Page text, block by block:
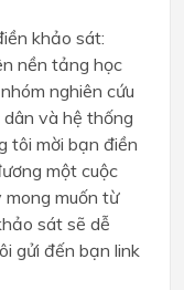
khảo sát:
nền tảng học
nghiên cứu
và hệ thống
tôi mời bạn điền
một cuộc
muốn từ
sát sẽ dễ
gửi đến bạn link